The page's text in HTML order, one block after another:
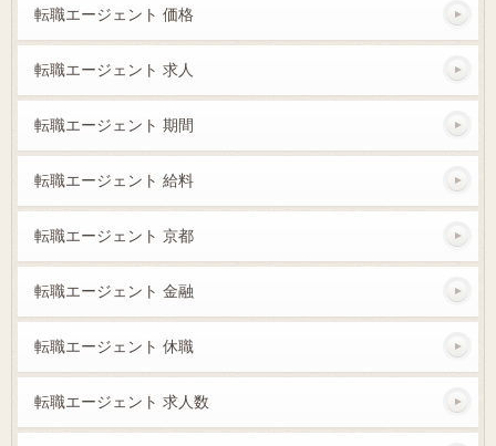
転職エージェント 価格
転職エージェント 求人
転職エージェント 期間
転職エージェント 給料
転職エージェント 京都
転職エージェント 金融
転職エージェント 休職
転職エージェント 求人数